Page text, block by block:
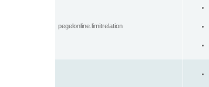
pegelonline.limitrelation